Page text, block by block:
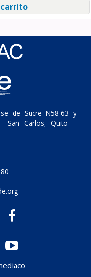
de Sucre N58-63 y
San Carlos, Quito –